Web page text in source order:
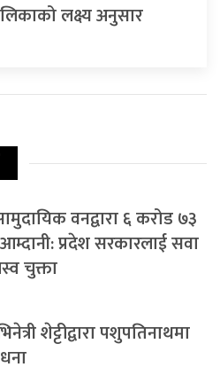
लक्ष्य अनुसार
वनद्वारा ६ करोड ७३
प्रदेश सरकारलाई सवा
चुक्ता
शेट्टीद्वारा पशुपतिनाथमा